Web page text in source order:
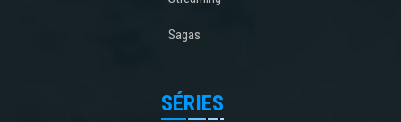
Sagas
SÉRIES